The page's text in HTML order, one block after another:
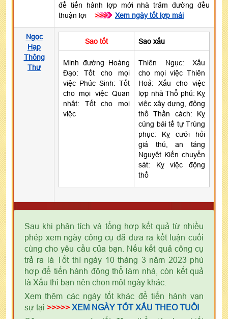
để tiến hành lợp mới nhà trăm đường đều
thuận lợi
>>> Xem ngày tốt lợp mái
Ngọc
Hạp
Thông
Thư
Sao tốt Sao xấu
Minh đường Hoàng
Đạo: Tốt cho mọi
việc Phúc Sinh: Tốt
cho mọi việc Quan
nhật: Tốt cho mọi
việc
Thiên Ngục: Xấu
cho mọi việc Thiên
Hoả: Xấu cho việc
lợp nhà Thổ phủ: Kỵ
việc xây dựng, động
thổ Thần cách: Kỵ
cúng bái tế tự Trùng
phục: Kỵ cưới hỏi
giá thú, an táng
Nguyệt Kiến chuyển
sát: Kỵ việc động
thổ
Sau khi phân tích và tổng hợp kết quả từ nhiều
phép xem ngày công cụ đã đưa ra kết luận cuối
cùng cho yêu cầu của bạn. Nếu kết quả công cụ
trả ra là Tốt thì ngày 10 tháng 3 năm 2023 phù
hợp để tiến hành động thổ làm nhà, còn kết quả
là Xấu thì bạn nên chọn một ngày khác.
Xem thêm các ngày tốt khác để tiến hành vạn
sự tại >>>>> XEM NGÀY TỐT XẤU THEO TUỔI